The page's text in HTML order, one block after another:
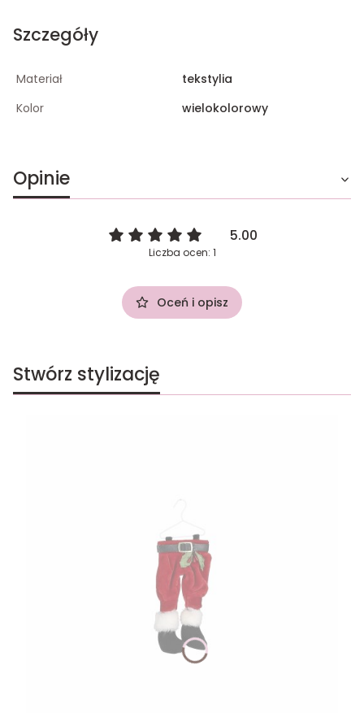
Szczegóły
Materiał
tekstylia
Kolor
wielokolorowy
Opinie
5.00
Liczba ocen: 1
Oceń i opisz
Stwórz stylizację